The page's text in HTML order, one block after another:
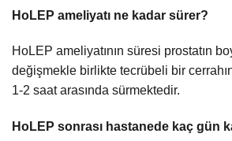
HoLEP ameliyatı ne kadar sürer?
HoLEP ameliyatının süresi prostatın
değişmekle birlikte tecrübeli bir
1-2 saat arasında sürmektedir.
HoLEP sonrası hastanede kaç gün